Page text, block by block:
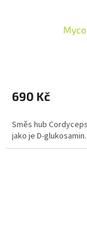
produktu
je
z
5
hvězdiček.
690 Kč
Směs hub
jako je D-